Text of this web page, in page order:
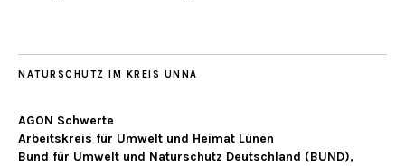
NATURSCHUTZ IM KREIS UNNA
AGON Schwerte
Arbeitskreis für Umwelt und Heimat Lünen
Bund für Umwelt und Naturschutz Deutschland (BUND),